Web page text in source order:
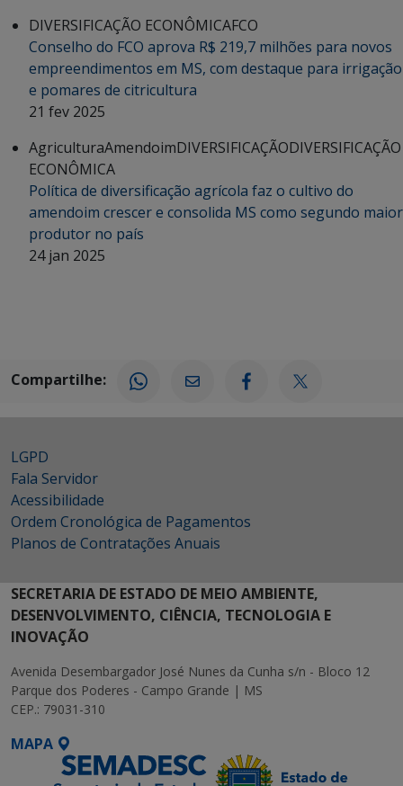
DIVERSIFICAÇÃO ECONÔMICAFCO
Conselho do FCO aprova R$ 219,7 milhões para novos
empreendimentos em MS, com destaque para irrigação
e pomares de citricultura
21 fev 2025
AgriculturaAmendoimDIVERSIFICAÇÃODIVERSIFICAÇÃO
ECONÔMICA
Política de diversificação agrícola faz o cultivo do
amendoim crescer e consolida MS como segundo maior
produtor no país
24 jan 2025
Compartilhe:
LGPD
Fala Servidor
Acessibilidade
Ordem Cronológica de Pagamentos
Planos de Contratações Anuais
SECRETARIA DE ESTADO DE MEIO AMBIENTE,
DESENVOLVIMENTO, CIÊNCIA, TECNOLOGIA E
INOVAÇÃO
Avenida Desembargador José Nunes da Cunha s/n - Bloco 12
Parque dos Poderes - Campo Grande | MS
CEP.: 79031-310
MAPA